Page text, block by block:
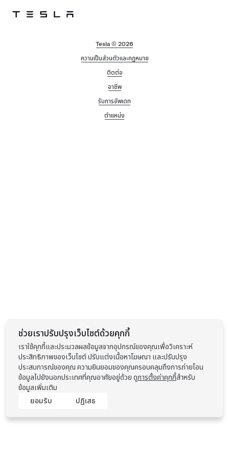
Tesla © 2026
ความเป็นส่วนตัวและกฎหมาย
ติดต่อ
อาชีพ
รับการอัพเดท
ตำแหน่ง
ช่วยเราปรับปรุงเว็บไซต์ด้วยคุกกี้
เราใช้คุกกี้และประมวลผลข้อมูลจากอุปกรณ์ของคุณเพื่อวิเคราะห์
ประสิทธิภาพของเว็บไซต์ ปรับแต่งเนื้อหาโฆษณา และปรับปรุง
ประสบการณ์ของคุณ ความยินยอมของคุณครอบคลุมถึงการถ่ายโอน
ข้อมูลไปยังนอกประเทศที่คุณอาศัยอยู่ด้วย ดูการตั้งค่าคุกกี้สำหรับ
ข้อมูลเพิ่มเติม
ยอมรับ
ปฏิเสธ